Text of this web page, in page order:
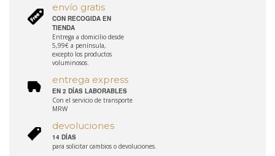
envío gratis
CON RECOGIDA EN
TIENDA
Entrega a domicilio desde
5,99€ a península,
excepto los productos
voluminosos.
entrega express
EN 2 DÍAS LABORABLES
Con el servicio de transporte
MRW
devoluciones
14 DÍAS
para solicitar cambios o devoluciones.